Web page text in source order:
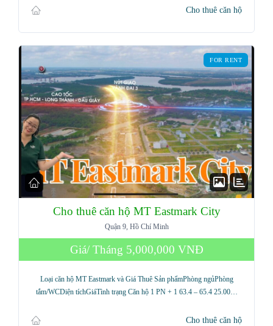
Cho thuê căn hộ
FOR RENT
Cho thuê căn hộ MT Eastmark City
Quận 9, Hồ Chí Minh
Giá/ Tháng 5,000,000 VNĐ
Loại căn hộ MT Eastmark và Giá Thuê Sản phẩmPhòng ngủPhòng
tắm/WCDiện tíchGiáTình trạng Căn hộ 1 PN + 1 63.4 – 65.4 25.00…
Cho thuê căn hộ